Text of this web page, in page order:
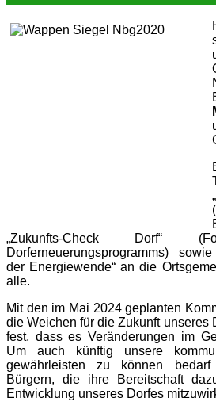
„Zukunfts-Check Dorf“
Dorferneuerungsprogramms)
der Energiewende“ an die
alle.
Mit den im Mai 2024 geplanten
die Weichen für die Zukunft unseres
fest, dass es Veränderungen im
Um auch künftig unsere
gewährleisten zu können
Bürgern, die ihre Bereitschaft
Entwicklung unseres Dorfes